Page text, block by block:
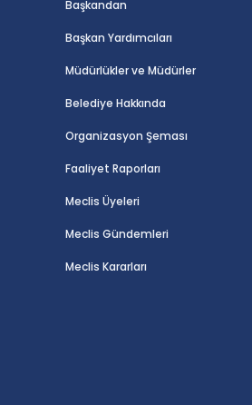
Başkandan
Başkan Yardımcıları
Müdürlükler ve Müdürler
Belediye Hakkında
Organizasyon Şeması
Faaliyet Raporları
Meclis Üyeleri
Meclis Gündemleri
Meclis Kararları